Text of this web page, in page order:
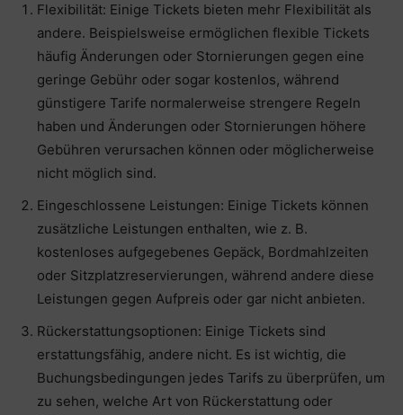
Flexibilität: Einige Tickets bieten mehr Flexibilität als
andere. Beispielsweise ermöglichen flexible Tickets
häufig Änderungen oder Stornierungen gegen eine
geringe Gebühr oder sogar kostenlos, während
günstigere Tarife normalerweise strengere Regeln
haben und Änderungen oder Stornierungen höhere
Gebühren verursachen können oder möglicherweise
nicht möglich sind.
Eingeschlossene Leistungen: Einige Tickets können
zusätzliche Leistungen enthalten, wie z. B.
kostenloses aufgegebenes Gepäck, Bordmahlzeiten
oder Sitzplatzreservierungen, während andere diese
Leistungen gegen Aufpreis oder gar nicht anbieten.
Rückerstattungsoptionen: Einige Tickets sind
erstattungsfähig, andere nicht. Es ist wichtig, die
Buchungsbedingungen jedes Tarifs zu überprüfen, um
zu sehen, welche Art von Rückerstattung oder